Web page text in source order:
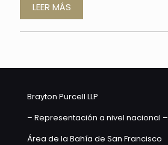
LEER MÁS
Brayton Purcell LLP
– Representación a nivel nacional –
Área de la Bahía de San Francisco